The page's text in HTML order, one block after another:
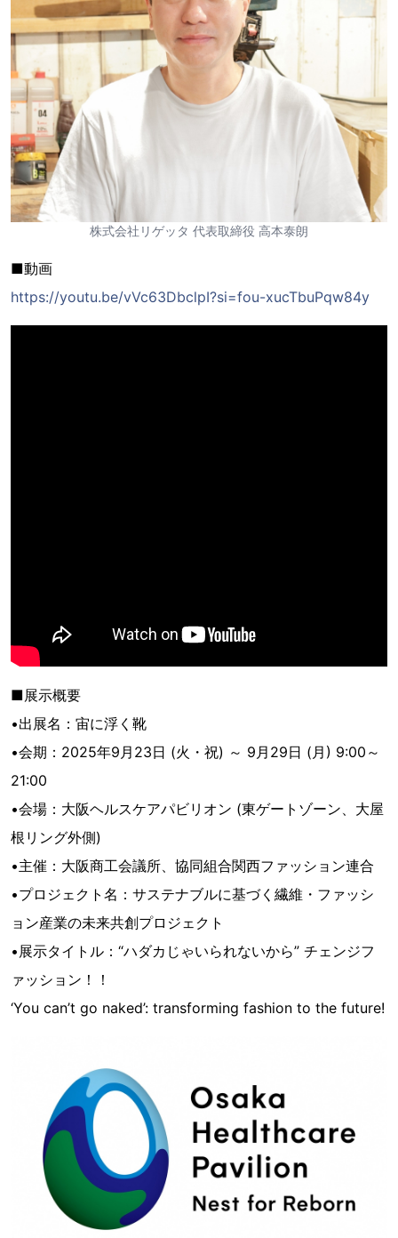
株式会社リゲッタ 代表取締役 高本泰朗
■動画
https://youtu.be/vVc63DbclpI?si=fou-xucTbuPqw84y
■展示概要
•出展名：宙に浮く靴
•会期：2025年9月23日 (火・祝) ～ 9月29日 (月) 9:00～
21:00
•会場：大阪ヘルスケアパビリオン (東ゲートゾーン、大屋
根リング外側)
•主催：大阪商工会議所、協同組合関西ファッション連合
•プロジェクト名：サステナブルに基づく繊維・ファッシ
ョン産業の未来共創プロジェクト
•展示タイトル：“ハダカじゃいられないから” チェンジフ
ァッション！！
‘You can’t go naked’: transforming fashion to the future!